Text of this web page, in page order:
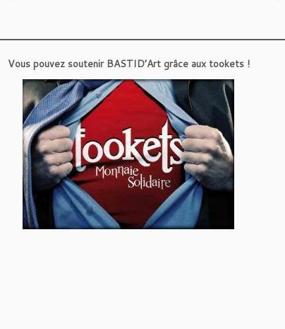
Vous pouvez soutenir BASTID’Art grâce aux tookets !